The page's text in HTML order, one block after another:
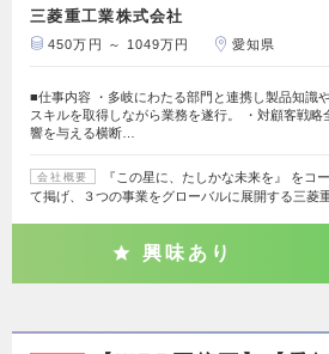
三菱重工業株式会社
450万円 ～ 1049万円 愛知県
■仕事内容 ・多岐にわたる部門と連携し製品知識
スキルを取得しながら業務を遂行。 ・対顧客戦略
響を与える横断…
会社概要
『この星に、たしかな未来を』 をコ
て掲げ、３つの事業をグローバルに展開する三菱
興味あり